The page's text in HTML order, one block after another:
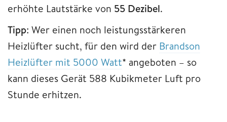
erhöhte Lautstärke von 55 Dezibel.
Tipp: Wer einen noch leistungsstärkeren
Heizlüfter sucht, für den wird der Brandson
Heizlüfter mit 5000 Watt* angeboten – so
kann dieses Gerät 588 Kubikmeter Luft pro
Stunde erhitzen.